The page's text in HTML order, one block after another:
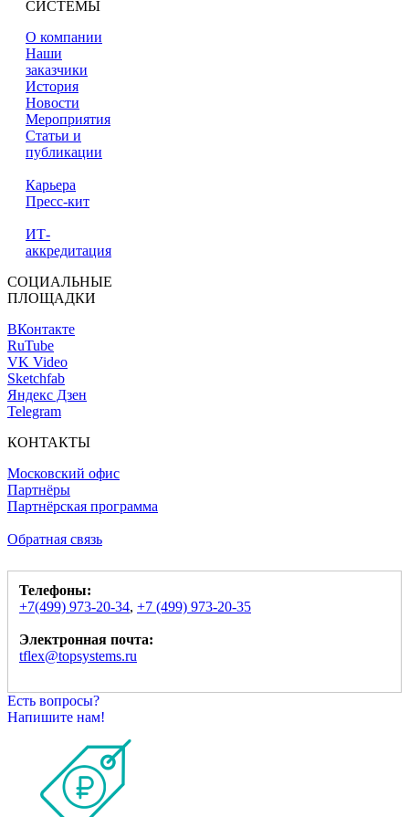
СИСТЕМЫ
О компании
Наши
заказчики
История
Новости
Мероприятия
Статьи и
публикации
Карьера
Пресс-кит
ИТ-
аккредитация
СОЦИАЛЬНЫЕ
ПЛОЩАДКИ
ВКонтакте
RuTube
VK Video
Sketchfab
Яндекс Дзен
Telegram
КОНТАКТЫ
Московский офис
Партнёры
Партнёрская программа
Обратная связь
Телефоны:
+7(499) 973-20-34, +7 (499) 973-20-35
Электронная почта:
tflex@topsystems.ru
Есть вопросы?
Напишите нам!